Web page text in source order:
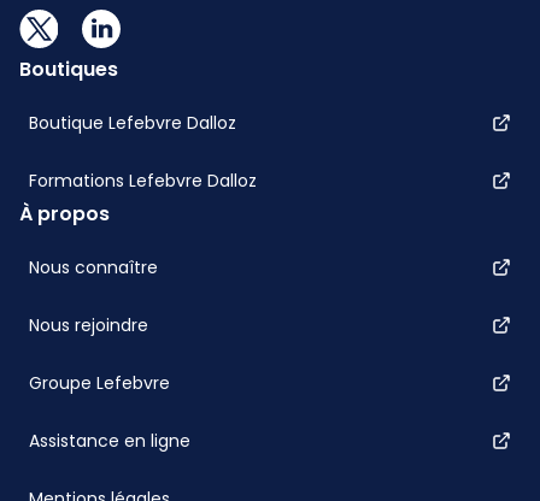
Boutiques
Boutique Lefebvre Dalloz
Formations Lefebvre Dalloz
À propos
Nous connaître
Nous rejoindre
Groupe Lefebvre
Assistance en ligne